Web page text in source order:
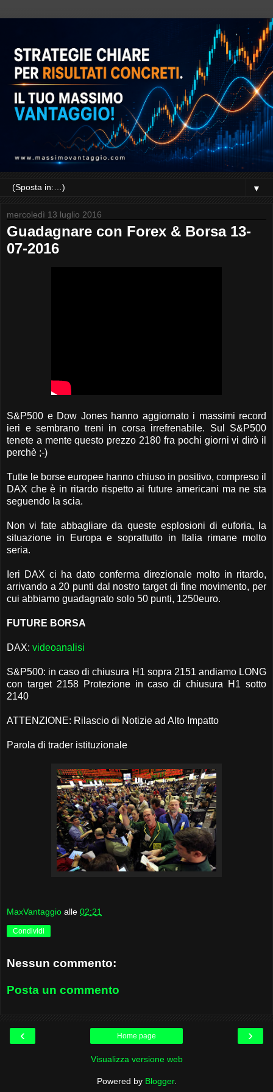
▼
mercoledì 13 luglio 2016
Guadagnare con Forex & Borsa 13-
07-2016
S&P500 e Dow Jones hanno aggiornato i massimi record
ieri e sembrano treni in corsa irrefrenabile. Sul S&P500
tenete a mente questo prezzo 2180 fra pochi giorni vi dirò il
perchè ;-)
Tutte le borse europee hanno chiuso in positivo, compreso il
DAX che è in ritardo rispetto ai future americani ma ne sta
seguendo la scia.
Non vi fate abbagliare da queste esplosioni di euforia, la
situazione in Europa e soprattutto in Italia rimane molto
seria.
Ieri DAX ci ha dato conferma direzionale molto in ritardo,
arrivando a 20 punti dal nostro target di fine movimento, per
cui abbiamo guadagnato solo 50 punti, 1250euro.
FUTURE BORSA
DAX: videoanalisi
S&P500: in caso di chiusura H1 sopra 2151 andiamo LONG
con target 2158 Protezione in caso di chiusura H1 sotto
2140
ATTENZIONE: Rilascio di Notizie ad Alto Impatto
Parola di trader istituzionale
MaxVantaggio alle 02:21
Condividi
Nessun commento:
Posta un commento
‹ ›
Home page
Visualizza versione web
Powered by Blogger.